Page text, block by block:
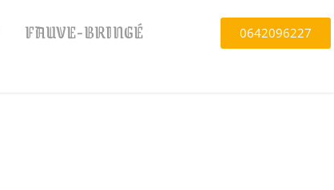
FAUVE-BRINGÉ
0642096227